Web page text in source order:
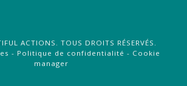
ACTIONS . TOUS DROITS RÉSERVÉS.
- Politique de confidentialité - Cookie
manager